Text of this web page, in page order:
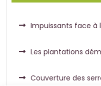
Impuissants face à
Les plantations
Couverture des